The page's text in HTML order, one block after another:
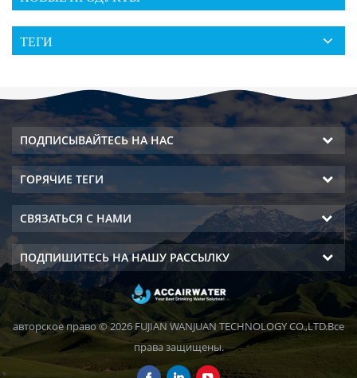
ТЕГИ
ПОДПИСЫВАЙТЕСЬ НА НАС
ГОРЯЧИЕ ТЕГИ
СВЯЗАТЬСЯ С НАМИ
ПОДПИШИТЕСЬ НА НАШУ РАССЫЛКУ
авторское право © 2026 FUJIAN WANJUAN TECHNOLOGY CO.,LTD.Все
права защищены.